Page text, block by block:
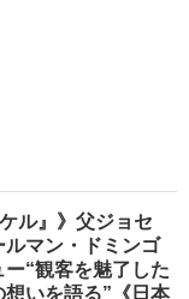
ル』》父ジョセ
マン・ドミンゴ
“観客を魅了した
いを語る”《日本